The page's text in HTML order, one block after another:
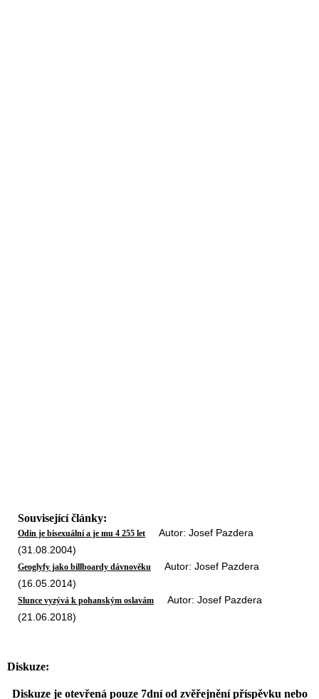
Související články:
Odin je bisexuální a je mu 4 255 let Autor: Josef Pazdera
(31.08.2004)
Geoglyfy jako billboardy dávnověku Autor: Josef Pazdera
(16.05.2014)
Slunce vyzývá k pohanským oslavám Autor: Josef Pazdera
(21.06.2018)
Diskuze:
Diskuze je otevřená pouze 7dní od zvěřejnění příspěvku nebo